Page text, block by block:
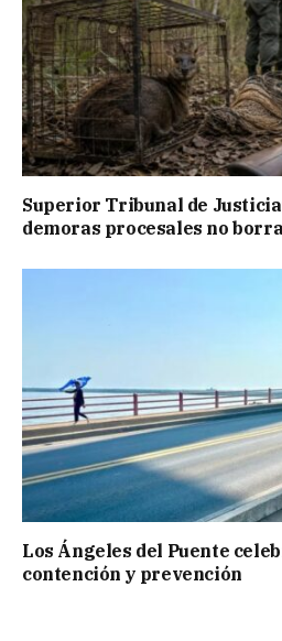
Superior Tribunal de
demoras procesales no
Los Ángeles del Puente
contención y prevención